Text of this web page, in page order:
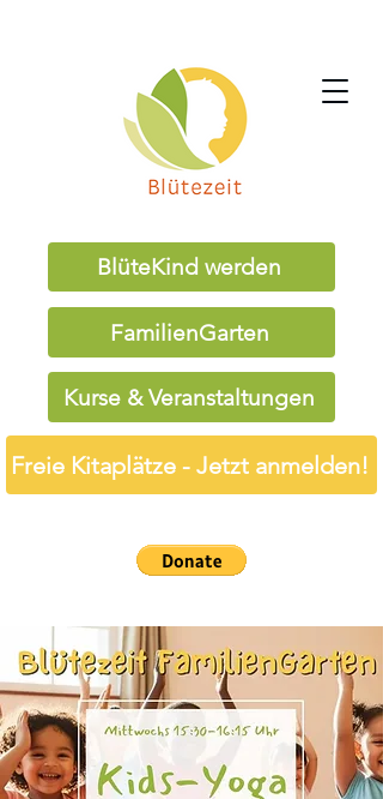
BlüteKind werden
FamilienGarten
Kurse & Veranstaltungen
Freie Kitaplätze - Jetzt anmelden!